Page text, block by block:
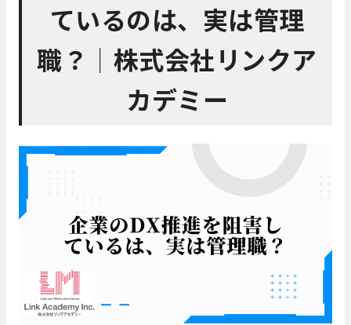
ているのは、実は管理
職？│株式会社リンクア
カデミー